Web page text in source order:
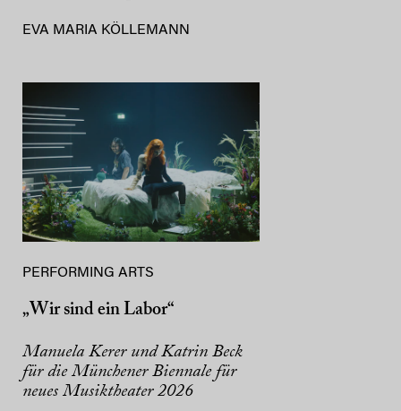
EVA MARIA KÖLLEMANN
PERFORMING ARTS
„Wir sind ein Labor“
Manuela Kerer und Katrin Beck
für die Münchener Biennale für
neues Musiktheater 2026